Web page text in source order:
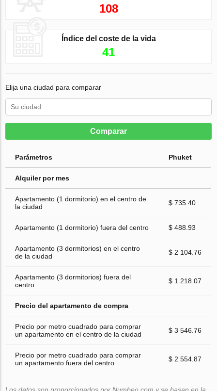
108
Índice del coste de la vida
41
Elija una ciudad para comparar
Comparar
Parámetros Phuket
Alquiler por mes
Apartamento (1 dormitorio) en el centro de
la ciudad
$ 735.40
Apartamento (1 dormitorio) fuera del centro $ 488.93
Apartamento (3 dormitorios) en el centro
de la ciudad
$ 2 104.76
Apartamento (3 dormitorios) fuera del
centro
$ 1 218.07
Precio del apartamento de compra
Precio por metro cuadrado para comprar
un apartamento en el centro de la ciudad
$ 3 546.76
Precio por metro cuadrado para comprar
un apartamento fuera del centro
$ 2 554.87
Los datos son proporcionados por Numbeo.com y se basan en la